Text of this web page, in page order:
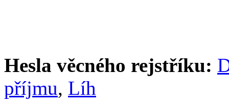
Hesla věcného rejstříku:
příjmu, Líh